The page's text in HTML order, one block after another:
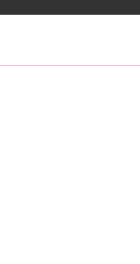
工製造/傳統車床/